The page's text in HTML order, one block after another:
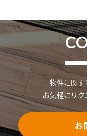
物件に関す
お気軽にリク
お